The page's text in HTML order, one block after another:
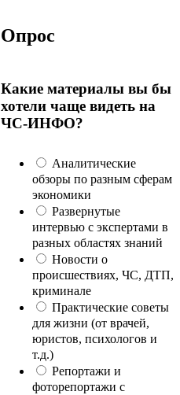
Опрос
Какие материалы вы бы
хотели чаще видеть на
ЧС-ИНФО?
Аналитические
обзоры по разным сферам
экономики
Развернутые
интервью с экспертами в
разных областях знаний
Новости о
происшествиях, ЧС, ДТП,
криминале
Практические советы
для жизни (от врачей,
юристов, психологов и
т.д.)
Репортажи и
фоторепортажи с